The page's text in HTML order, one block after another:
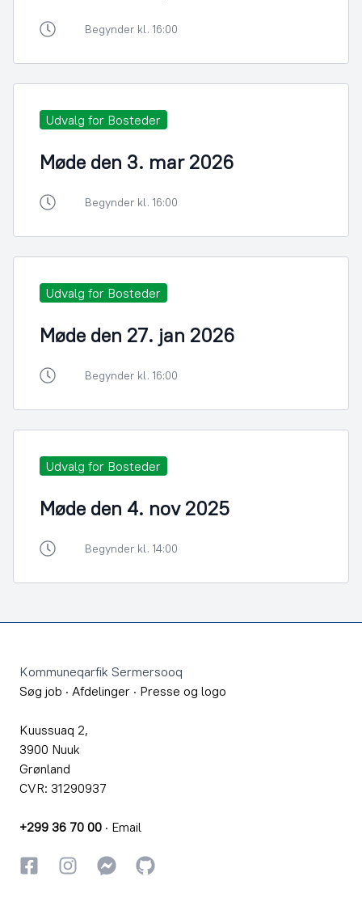
Begynder kl. 16:00
Udvalg for Bosteder
Møde den 3. mar 2026
Begynder kl. 16:00
Udvalg for Bosteder
Møde den 27. jan 2026
Begynder kl. 16:00
Udvalg for Bosteder
Møde den 4. nov 2025
Begynder kl. 14:00
Kommuneqarfik Sermersooq
Søg job · Afdelinger · Presse og logo
Kuussuaq 2,
3900 Nuuk
Grønland
CVR: 31290937
+299 36 70 00 · Email
FacebookInstagramInstagram
GitHub